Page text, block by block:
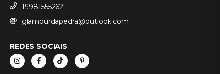
19981555262
glamourdapedra@outlook.com
REDES SOCIAIS